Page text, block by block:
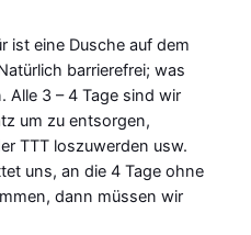
ist eine Dusche auf dem
barrierefrei; was
Alle 3 – 4 Tage sind wir
um zu entsorgen,
TTT loszuwerden usw.
uns, an die 4 Tage ohne
dann müssen wir